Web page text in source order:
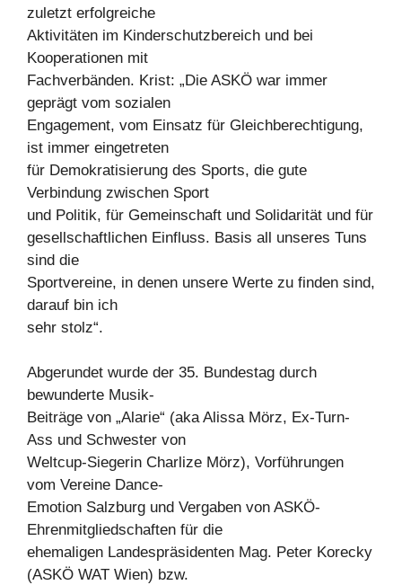
zuletzt erfolgreiche
Aktivitäten im Kinderschutzbereich und bei
Kooperationen mit
Fachverbänden. Krist: „Die ASKÖ war immer
geprägt vom sozialen
Engagement, vom Einsatz für Gleichberechtigung,
ist immer eingetreten
für Demokratisierung des Sports, die gute
Verbindung zwischen Sport
und Politik, für Gemeinschaft und Solidarität und für
gesellschaftlichen Einfluss. Basis all unseres Tuns
sind die
Sportvereine, in denen unsere Werte zu finden sind,
darauf bin ich
sehr stolz“.
Abgerundet wurde der 35. Bundestag durch
bewunderte Musik-
Beiträge von „Alarie“ (aka Alissa Mörz, Ex-Turn-
Ass und Schwester von
Weltcup-Siegerin Charlize Mörz), Vorführungen
vom Vereine Dance-
Emotion Salzburg und Vergaben von ASKÖ-
Ehrenmitgliedschaften für die
ehemaligen Landespräsidenten Mag. Peter Korecky
(ASKÖ WAT Wien) bzw.